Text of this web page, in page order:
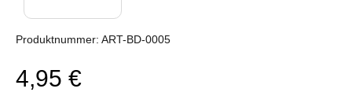
Produktnummer: ART-BD-0005
4,95 €